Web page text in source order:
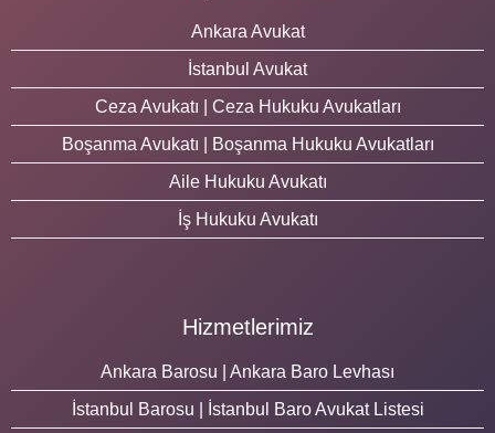
Ankara Avukat
İstanbul Avukat
Ceza Avukatı | Ceza Hukuku Avukatları
Boşanma Avukatı | Boşanma Hukuku Avukatları
Aile Hukuku Avukatı
İş Hukuku Avukatı
Hizmetlerimiz
Ankara Barosu | Ankara Baro Levhası
İstanbul Barosu | İstanbul Baro Avukat Listesi